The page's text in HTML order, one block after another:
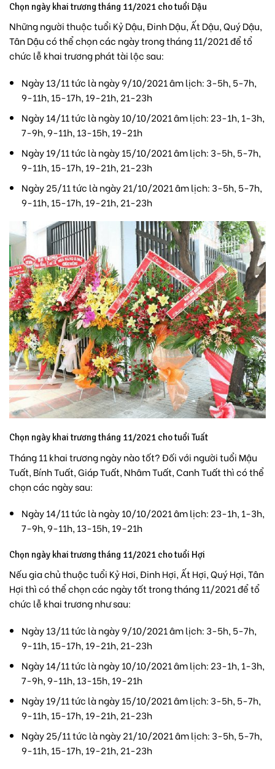
Chọn ngày khai trương tháng 11/2021 cho tuổi Dậu
Những người thuộc tuổi Kỷ Dậu, Đinh Dậu, Ất Dậu, Quý Dậu,
Tân Dậu có thể chọn các ngày trong tháng 11/2021 để tổ
chức lễ khai trương phát tài lộc sau:
Ngày 13/11 tức là ngày 9/10/2021 âm lịch: 3-5h, 5-7h,
9-11h, 15-17h, 19-21h, 21-23h
Ngày 14/11 tức là ngày 10/10/2021 âm lịch: 23-1h, 1-3h,
7-9h, 9-11h, 13-15h, 19-21h
Ngày 19/11 tức là ngày 15/10/2021 âm lịch: 3-5h, 5-7h,
9-11h, 15-17h, 19-21h, 21-23h
Ngày 25/11 tức là ngày 21/10/2021 âm lịch: 3-5h, 5-7h,
9-11h, 15-17h, 19-21h, 21-23h
Chọn ngày khai trương tháng 11/2021 cho tuổi Tuất
Tháng 11 khai trương ngày nào tốt? Đối với người tuổi Mậu
Tuất, Bính Tuất, Giáp Tuất, Nhâm Tuất, Canh Tuất thì có thể
chọn các ngày sau:
Ngày 14/11 tức là ngày 10/10/2021 âm lịch: 23-1h, 1-3h,
7-9h, 9-11h, 13-15h, 19-21h
Chọn ngày khai trương tháng 11/2021 cho tuổi Hợi
Nếu gia chủ thuộc tuổi Kỷ Hơi, Đinh Hợi, Ất Hợi, Quý Hợi, Tân
Hợi thì có thể chọn các ngày tốt trong tháng 11/2021 để tổ
chức lễ khai trương như sau:
Ngày 13/11 tức là ngày 9/10/2021 âm lịch: 3-5h, 5-7h,
9-11h, 15-17h, 19-21h, 21-23h
Ngày 14/11 tức là ngày 10/10/2021 âm lịch: 23-1h, 1-3h,
7-9h, 9-11h, 13-15h, 19-21h
Ngày 19/11 tức là ngày 15/10/2021 âm lịch: 3-5h, 5-7h,
9-11h, 15-17h, 19-21h, 21-23h
Ngày 25/11 tức là ngày 21/10/2021 âm lịch: 3-5h, 5-7h,
9-11h, 15-17h, 19-21h, 21-23h